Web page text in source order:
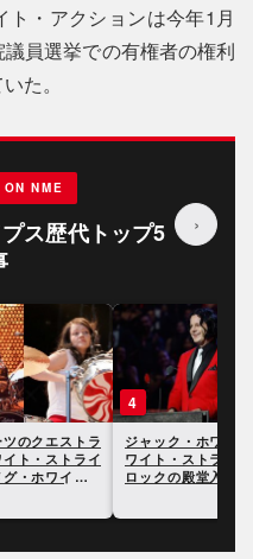
・アクションは今年1月
員選挙での有権者の権利
た。
NME
ス歴代トップ5
›
ホワイト、ホ
トライプスが
堂入りを果た
5
ジャック・ホワイ
ワイト・ストライ
メグ・ホワイトの